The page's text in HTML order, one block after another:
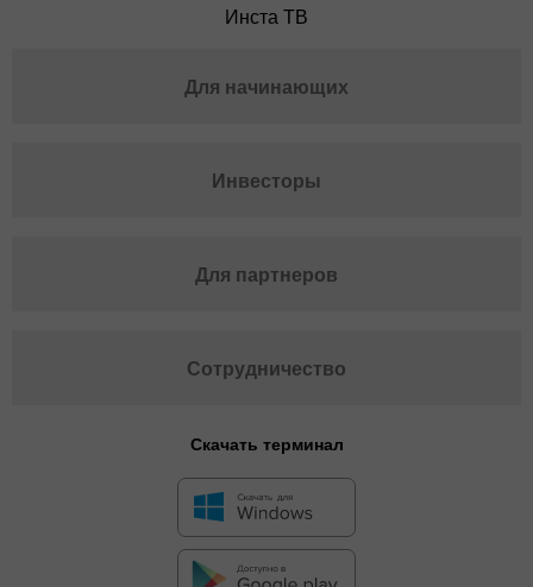
Инста ТВ
Для начинающих
Инвесторы
Для партнеров
Сотрудничество
Скачать терминал